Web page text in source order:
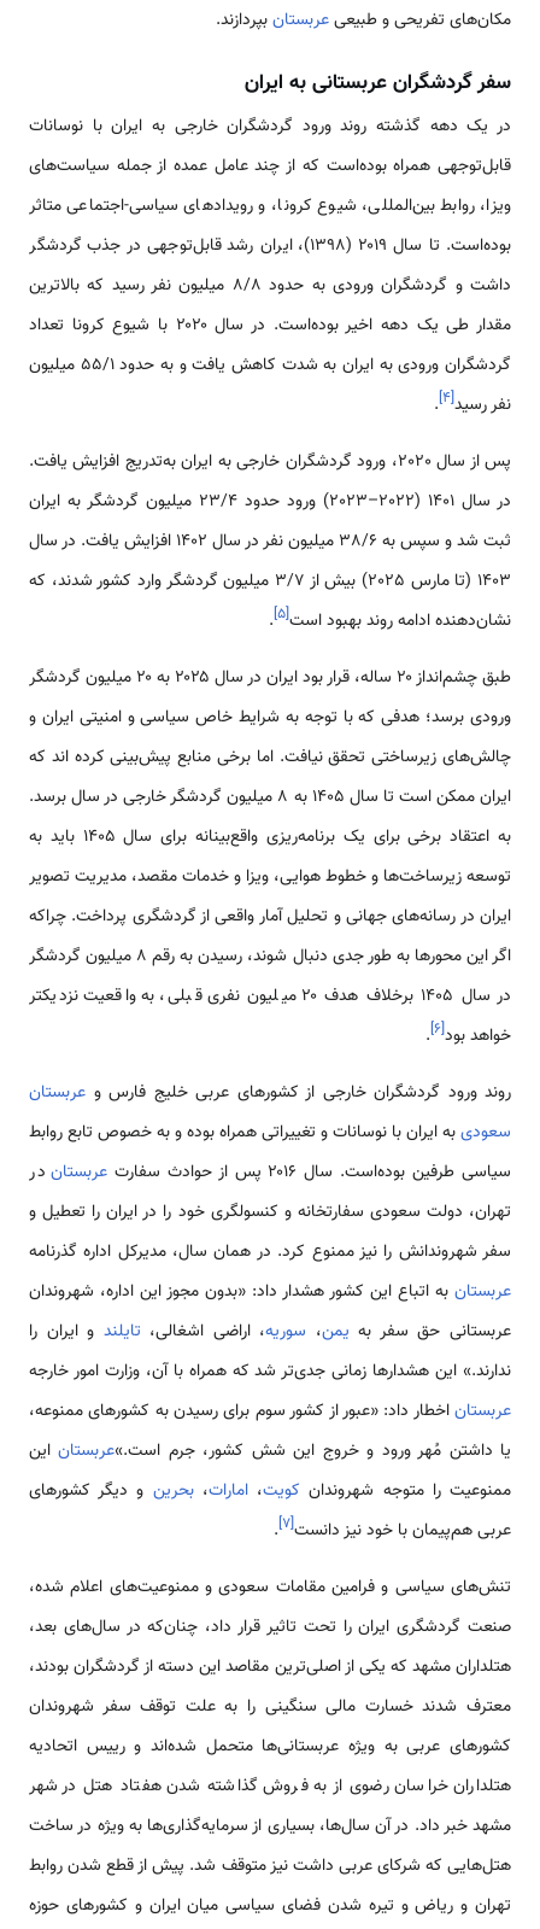
مکان‌های تفریحی و طبیعیعربستانبپردازند.
سفر گردشگران عربستانی به ایران
در یک دهه گذشته روند ورود گردشگران خارجی به ایران با نوسانات
قابل‌توجهی همراه بوده‌است که از چند عامل عمده از جمله سیاست‌های
ویزا، روابط بین‌المللی، شیوع کرونا، و رویدادهای سیاسی-اجتماعی متاثر
بوده‌است. تا سال ۲۰۱۹ (۱۳۹۸)، ایران رشد قابل‌توجهی در جذب گردشگر
داشت و گردشگران ورودی به حدود 8/8 میلیون نفر رسید که بالاترین
مقدار طی یک دهه اخیر بوده‌است. در سال ۲۰۲۰ با شیوع کرونا تعداد
گردشگران ورودی به ایران به شدت کاهش یافت و به حدود 55/1 میلیون
نفر رسید[۴]
.
پس از سال 2020، ورود گردشگران خارجی به ایران به‌تدریج افزایش یافت.
در سال 1401 (2022–2023) ورود حدود 23/4 میلیون گردشگر به ایران
ثبت شد و سپس به 38/6 میلیون نفر در سال 1402 افزایش یافت. در سال
1403 (تا مارس 2025) بیش از 3/7 میلیون گردشگر وارد کشور شدند، که
نشان‌دهنده ادامه روند بهبود است[۵]
.
طبق چشم‌انداز ۲۰ ساله، قرار بود ایران در سال ۲۰۲۵ به ۲۰ میلیون گردشگر
ورودی برسد؛ هدفی که با توجه به شرایط خاص سیاسی و امنیتی ایران و
چالش‌های زیرساختی تحقق نیافت. اما برخی منابع پیش‌بینی کرده اند که
ایران ممکن است تا سال ۱۴۰۵ به ۸ میلیون گردشگر خارجی در سال برسد.
به اعتقاد برخی برای یک برنامه‌ریزی واقع‌بینانه برای سال‌ ۱۴۰۵ باید به
توسعه زیرساخت‌ها و خطوط هوایی، ویزا و خدمات مقصد، مدیریت تصویر
ایران در رسانه‌های جهانی و تحلیل آمار واقعی از گردشگری پرداخت. چراکه
اگر این محورها به طور جدی دنبال شوند، رسیدن به رقم ۸ میلیون گردشگر
در سال ۱۴۰۵ برخلاف هدف ۲۰ میلیون نفری قبلی، به واقعیت نزدیکتر
خواهد بود[۶]
.
روند ورود گردشگران خارجی از کشورهای عربی خلیج فارس و عربستان
سعودیبه ایران با نوسانات و تغییراتی همراه بوده و به خصوص تابع روابط
سیاسی طرفین بوده‌است. سال ۲۰۱۶ پس از حوادث سفارت
عربستان در
تهران، دولت سعودی سفارتخانه و کنسولگری خود را در ایران را تعطیل و
سفر شهروندانش را نیز ممنوع کرد. در همان سال، مدیرکل اداره گذرنامه
عربستان به اتباع این کشور هشدار داد: «بدون مجوز این اداره، شهروندان
عربستانی حق سفر به یمن، سوریه، اراضی اشغالی، تایلند و ایران را
ندارند.» این هشدارها زمانی جدی‌تر شد که همراه با آن، وزارت امور خارجه
عربستاناخطار داد: «عبور از کشور سوم برای رسیدن به کشورهای ممنوعه،
یا داشتن مُهر ورود و خروج این شش کشور، جرم است.»عربستاناین
ممنوعیت را متوجه شهروندان کویت،امارات،بحرین و دیگر کشورهای
عربی هم‌پیمان با خود نیز دانست[۷]
.
تنش‌های سیاسی و فرامین مقامات سعودی و ممنوعیت‌های اعلام شده،
صنعت گردشگری ایران را تحت تاثیر قرار داد، چنان‌که در سال‌های بعد،
هتلداران مشهد که یکی از اصلی‌ترین مقاصد این دسته از گردشگران بودند،
معترف شدند خسارت مالی سنگینی را به علت توقف سفر شهروندان
کشورهای عربی به ویژه عربستانی‌ها متحمل شده‌اند و رییس اتحادیه
هتلداران خراسان رضوی از به فروش گذاشته شدن هفتاد هتل در شهر
مشهد خبر داد. در آن سال‌ها، بسیاری از سرمایه‌گذاری‌ها به ویژه در ساخت
هتل‌هایی که شرکای عربی داشت نیز متوقف شد. پیش از قطع شدن روابط
تهران و ریاض و تیره شدن فضای سیاسی میان ایران و کشورهای حوزه